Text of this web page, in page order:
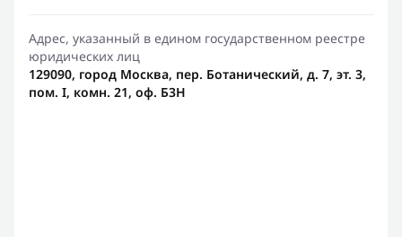
Адрес, указанный в едином государственном реестре
юридических лиц
129090, город Москва, пер. Ботанический, д. 7, эт. 3,
пом. I, комн. 21, оф. Б3Н